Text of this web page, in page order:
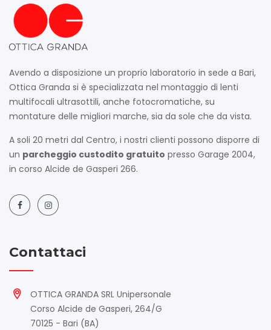
Avendo a disposizione un proprio laboratorio in sede a Bari,
Ottica Granda si è specializzata nel montaggio di lenti
multifocali ultrasottili, anche fotocromatiche, su
montature delle migliori marche, sia da sole che da vista.
A soli 20 metri dal Centro, i nostri clienti possono disporre di
un parcheggio custodito gratuito presso Garage 2004,
in corso Alcide de Gasperi 266.
Contattaci
OTTICA GRANDA SRL Unipersonale
Corso Alcide de Gasperi, 264/G
70125 - Bari (BA)